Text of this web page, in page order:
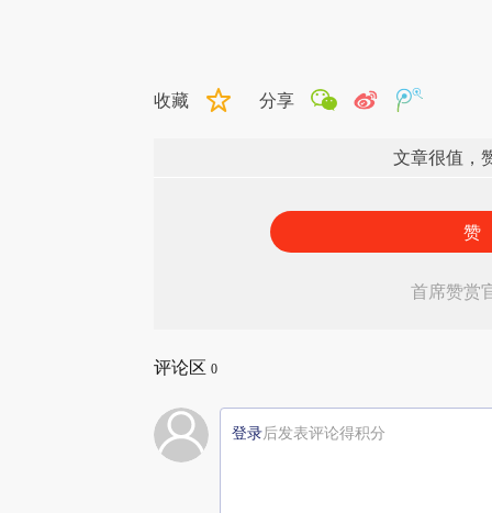
收藏 分享
文章很值，
赞
首席赞赏
评论区 0
登录后发表评论得积分